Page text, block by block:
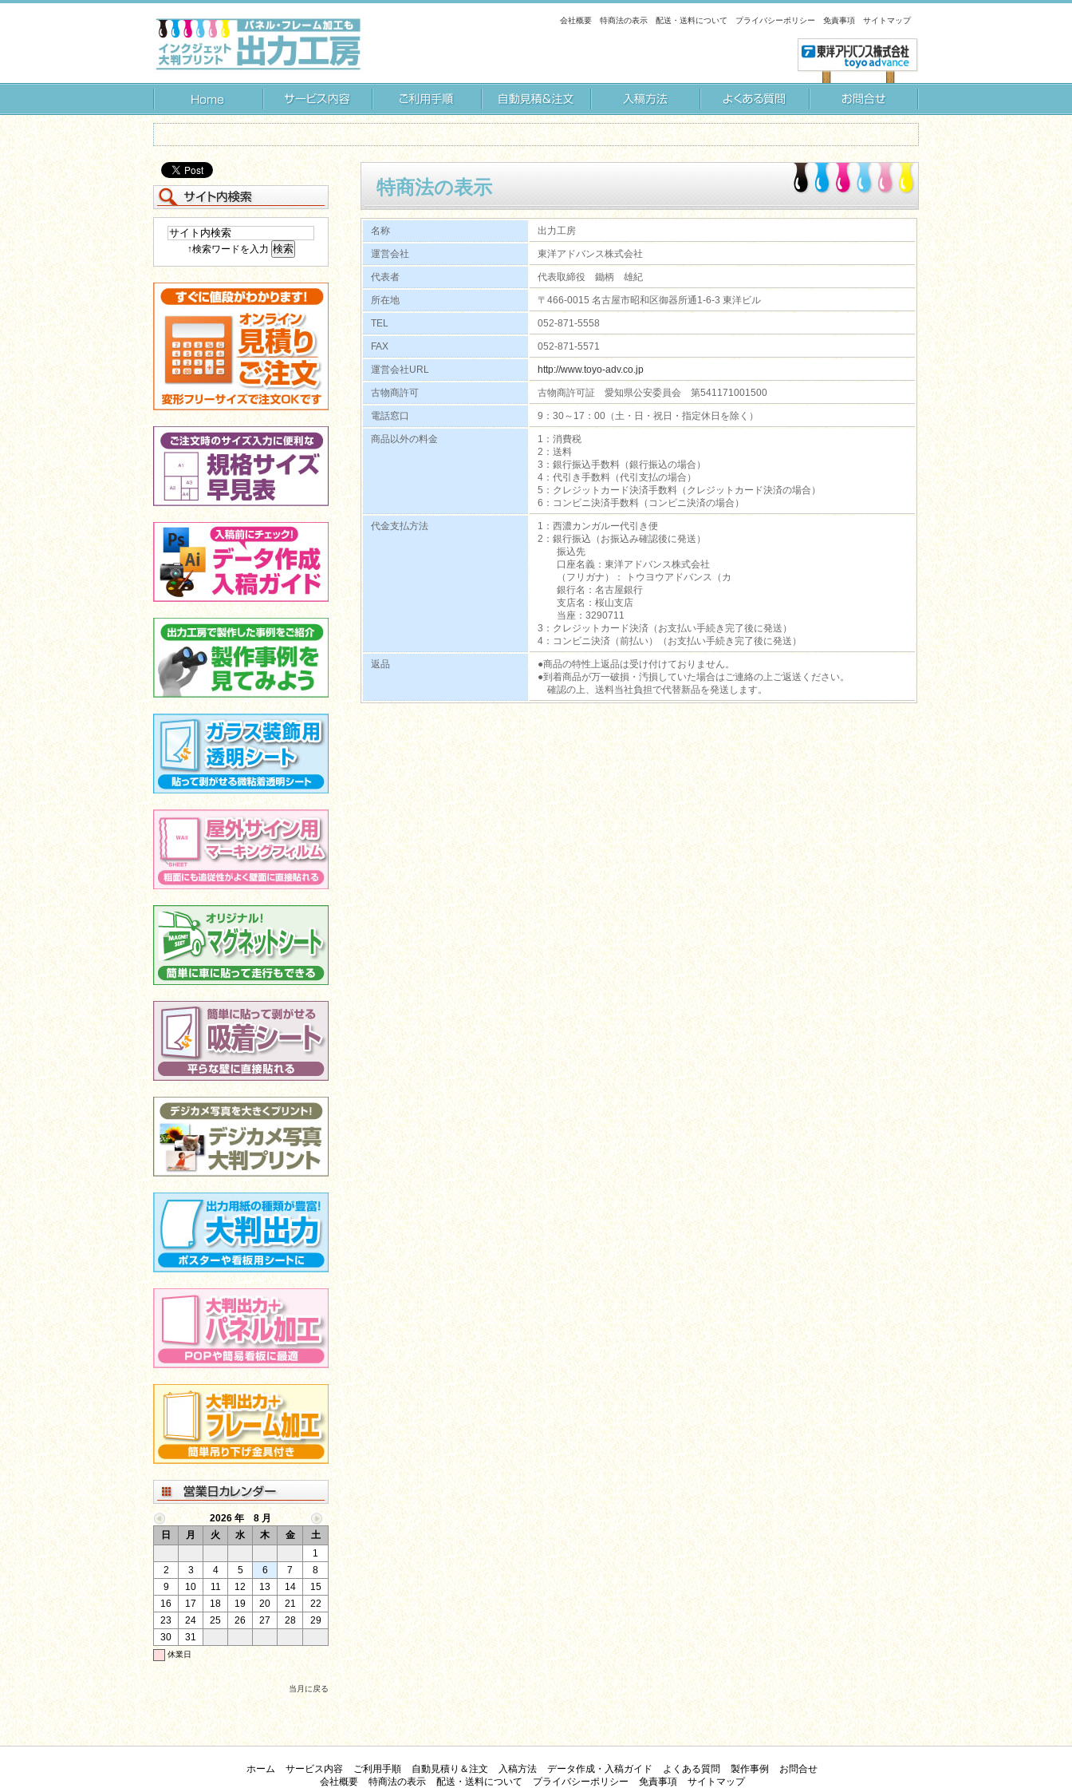
会社概要 特商法の表示 配送・送料について プライバシーポリシー 免責事項 サイトマップ
特商法の表示
名称 出力工房
運営会社 東洋アドバンス株式会社
代表者 代表取締役 鋤柄 雄紀
所在地 〒466-0015 名古屋市昭和区御器所通1-6-3 東洋ビル
TEL 052-871-5558
FAX 052-871-5571
運営会社URL http://www.toyo-adv.co.jp
古物商許可 古物商許可証 愛知県公安委員会 第541171001500
電話窓口 9：30～17：00（土・日・祝日・指定休日を除く）
商品以外の料金
1：消費税
2：送料
3：銀行振込手数料（銀行振込の場合）
4：代引き手数料（代引支払の場合）
5：クレジットカード決済手数料（クレジットカード決済の場合）
6：コンビニ決済手数料（コンビニ決済の場合）
代金支払方法
1：西濃カンガルー代引き便
2：銀行振込（お振込み確認後に発送）
振込先
口座名義：東洋アドバンス株式会社
（フリガナ）： トウヨウアドバンス（カ
銀行名：名古屋銀行
支店名：桜山支店
当座：3290711
3：クレジットカード決済（お支払い手続き完了後に発送）
4：コンビニ決済（前払い）（お支払い手続き完了後に発送）
返品
●商品の特性上返品は受け付けておりません。
●到着商品が万一破損・汚損していた場合はご連絡の上ご返送ください。
確認の上、送料当社負担で代替新品を発送します。
↑検索ワードを入力
2026 年 8 月
日
月 火 水 木 金
土
1
2
3 4 5 6 7
8
9
10 11 12 13 14
15
16
17 18 19 20 21
22
23
24 25 26 27 28
29
30
31
休業日
当月に戻る
ホーム サービス内容 ご利用手順 自動見積り＆注文 入稿方法 データ作成・入稿ガイド よくある質問 製作事例
お問合せ
会社概要
特商法の表示 配送・送料について プライバシーポリシー 免責事項 サイトマップ